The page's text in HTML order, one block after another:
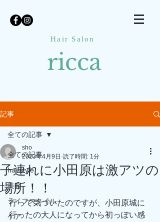
Hair Salon
ricca
記事
全ての記事
hairstyle
美容
ライフスタイル
ケア
全ての記事
子連れに小田原は激アツの
場所！！
sho
2023年4月9日 読了時間: 1分
行って気づいたのですが、小田原城に
行ったの大人になってから初っぽい感